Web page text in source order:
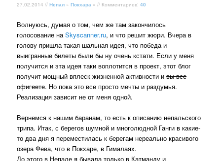
27.02.2014 //Непал »Покхара » // Комментариев:40
Волнуюсь, думая о том, чем же там закончилось
голосование наSkyscanner.ru, и что решит жюри. Вчера в
голову пришла такая шальная идея, что победа и
выигранные билеты были бы ну очень кстати. Если у меня
получится и эта идея таки воплотится в проект, этот блог
получит мощный вплеск жизненной активности ивы все
офигеете. Но пока это все просто мечты и раздумья.
Реализация зависит не от меня одной.
Вернемся к нашим баранам, то есть к описанию непальского
трипа. Итак, с берегов шумной и многолюдной Ганги в какие-
то два дня я переместилась к берегам нереально красивого
озера Фева, что в Покхаре, в Гималаях.
До этого в Непале я бывала только в Катманду и